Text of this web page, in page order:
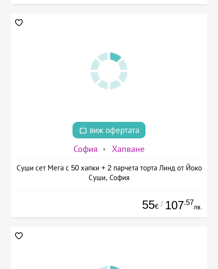
виж офертата
София Хапване
Суши сет Мега с 50 хапки + 2 парчета торта Линд от Йоко
Суши, София
55€ / 107.57
лв.